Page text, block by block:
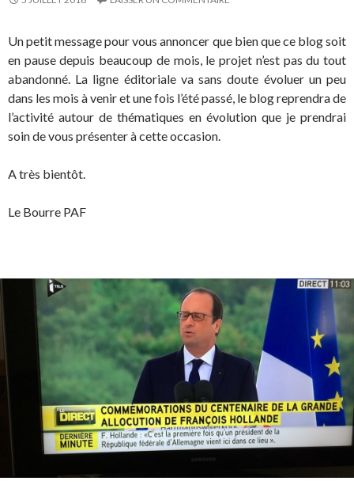
Un petit message pour vous annoncer que bien que ce blog soit
en pause depuis beaucoup de mois, le projet n’est pas du tout
abandonné. La ligne éditoriale va sans doute évoluer un peu
dans les mois à venir et une fois l’été passé, le blog reprendra de
l’activité autour de thématiques en évolution que je prendrai
soin de vous présenter à cette occasion.
A très bientôt.
Le Bourre PAF